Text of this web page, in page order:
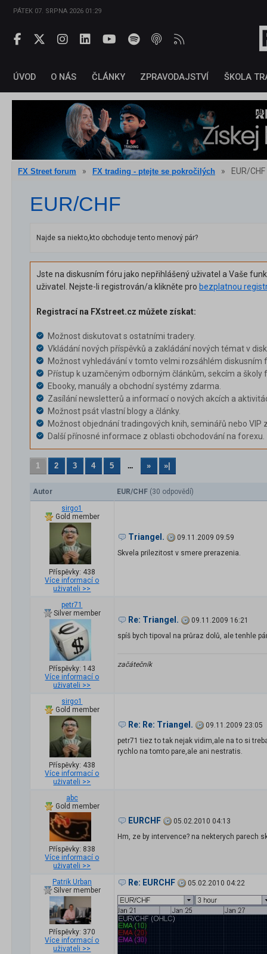
PÁTEK 07. SRPNA 2026 01:29
ÚVOD O NÁS ČLÁNKY ZPRAVODAJSTVÍ ŠKOLA
FX Street forum » FX trading - ptejte se pokročilých » EUR/CHF
EUR/CHF
Najde sa niekto,kto obchoduje tento menový pár?
Jste na diskusním fóru jako nepřihlášený uživatel a Vaše
uživatel. Nejste-li registrován/a klikněte pro bezplatnou
Registrací na FXstreet.cz můžete získat:
Možnost diskutovat s ostatními tradery.
Vkládání nových příspěvků a zakládání nových témat v
Možnost vyhledávání v tomto velmi rozsáhlém diskusním
Přístup k uzamčeným odborným článkům, sekcím a školy
Ebooky, manuály a obchodní systémy zdarma.
Zasílání newsletterů a informací o nových akcích a
Možnost psát vlastní blogy a články.
Možnost objednání tradingových knih, seminářů nebo VIP
Další přínosné informace z oblasti obchodování na forexu.
1 2 3 4 5 ... » »|
Autor EUR/CHF (30 odpovědí)
sirgo1
Gold member
Příspěvky: 438
Více informací o
uživateli >>
Triangel.
09.11.2009 09:59
Skvela prilezitost v smere prerazenia.
petr71
Silver member
Příspěvky: 143
Více informací o
uživateli >>
Re: Triangel.
09.11.2009 16:21
spíš bych tipoval na průraz dolů, ale tenhle
začátečník
sirgo1
Gold member
Příspěvky: 438
Více informací o
uživateli >>
Re: Re: Triangel.
09.11.2009 23:05
petr71 tiez to tak nejak vidim,ale na to si
rychlo na tomto pare,ale ani nestratis.
abc
Gold member
Příspěvky: 838
Více informací o
uživateli >>
EURCHF
05.02.2010 04:13
Hm, ze by intervence? na nekterych parech
Patrik Urban
Silver member
Příspěvky: 370
Více informací o
uživateli >>
Re: EURCHF 05.02.2010 04:22